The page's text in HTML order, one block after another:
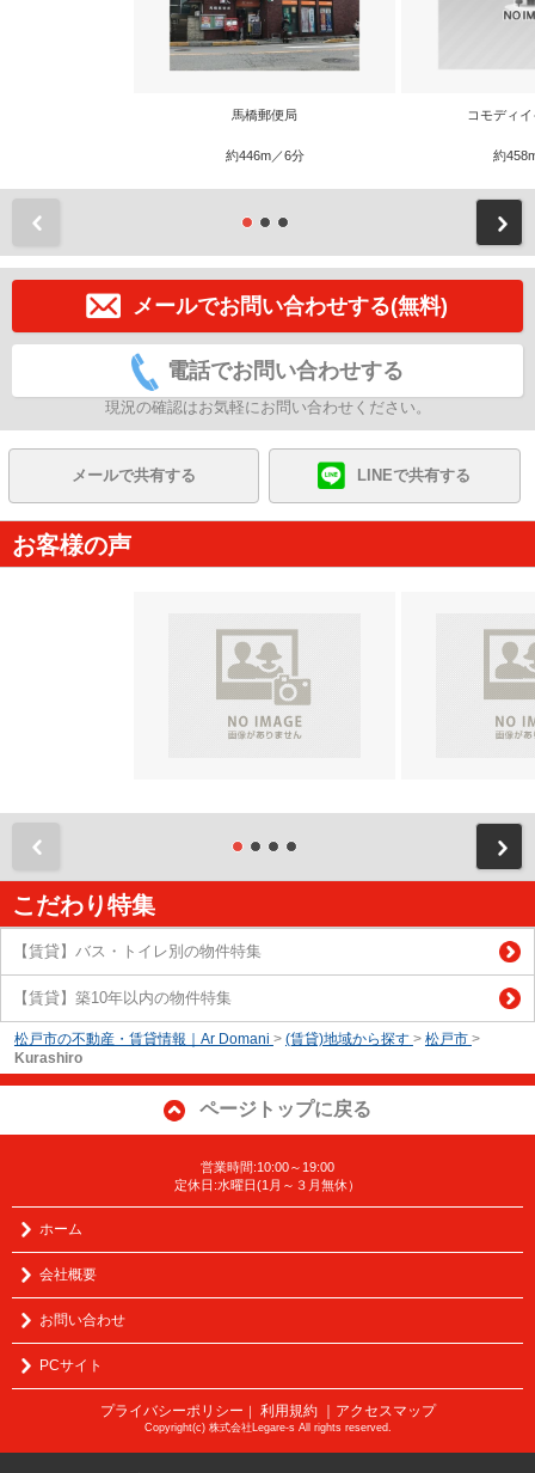
馬橋郵便局
約446m／6分
コモディ
約
メールでお問い合わせする(無料)
電話でお問い合わせする
現況の確認はお気軽にお問い合わせください。
メールで共有する LINEで共有する
お客様の声
こだわり特集
【賃貸】バス・トイレ別の物件特集
【賃貸】築10年以内の物件特集
松戸市の不動産・賃貸情報｜Ar Domani > (賃貸)地域から探す > 松戸市 >
Kurashiro
ページトップに戻る
営業時間:10:00～19:00
定休日:水曜日(1月～３月無休）
ホーム
会社概要
お問い合わせ
PCサイト
プライバシーポリシー 利用規約 ｜アクセスマップ
Copyright(c) 株式会社Legare-s All rights reserved.